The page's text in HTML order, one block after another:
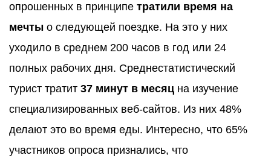
опрошенных в принципе тратили время на
мечты о следующей поездке. На это у них
уходило в среднем 200 часов в год или 24
полных рабочих дня. Среднестатистический
турист тратит 37 минут в месяц на изучение
специализированных веб-сайтов. Из них 48%
делают это во время еды. Интересно, что 65%
участников опроса признались, что